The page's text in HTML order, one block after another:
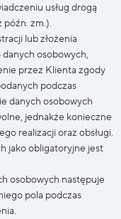
usług drogą
późn. zm.).
lub złożenia
osobowych,
przez Klienta zgody
podczas
danych osobowych
jednakże konieczne
realizacji oraz obsługi.
jako obligatoryjne jest
osobowych następuje
pola podczas